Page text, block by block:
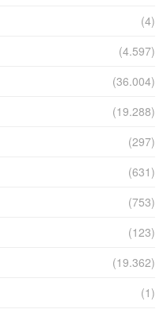
(4)
(4.597)
(36.004)
(19.288)
(297)
(631)
(753)
(123)
(19.362)
(1)